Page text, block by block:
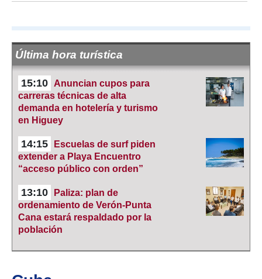
Última hora turística
15:10
Anuncian cupos para
carreras técnicas de alta
demanda en hotelería y turismo
en Higuey
14:15
Escuelas de surf piden
extender a Playa Encuentro
“acceso público con orden”
13:10
Paliza: plan de
ordenamiento de Verón-Punta
Cana estará respaldado por la
población